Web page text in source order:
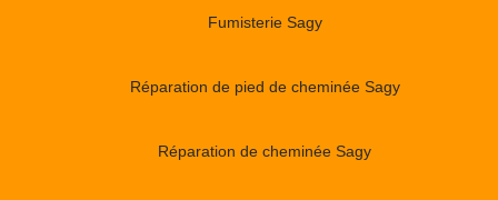
Fumisterie Sagy
Réparation de pied de cheminée Sagy
Réparation de cheminée Sagy